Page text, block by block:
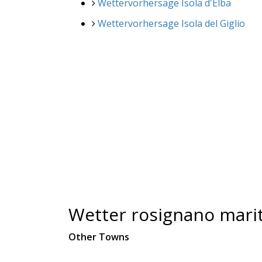
Wettervorhersage Isola d'Elba
Wettervorhersage Isola del Giglio
Wetter rosignano
Other Towns